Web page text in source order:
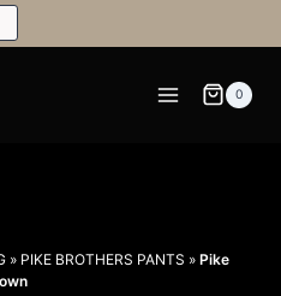
0
» PIKE BROTHERS PANTS » Pike